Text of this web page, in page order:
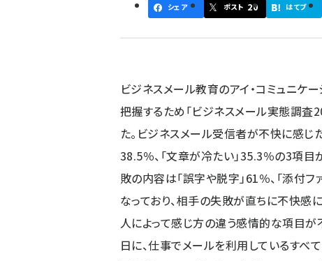
シェア ポスト 20 はてブ
ビジネスメール教育のアイ・コミュニケ
把握するため「ビジネスメール実態調査
た。ビジネスメール受信者が不快に感じ
38.5％、「文章が冷たい」35.3％の3項
敗の内容は「誤字や脱字」61％、「添付
なっており、相手の失敗が直ちに不快感
人によって感じ方の違う感情的な項目
日に、仕事でメールを利用しているすべ